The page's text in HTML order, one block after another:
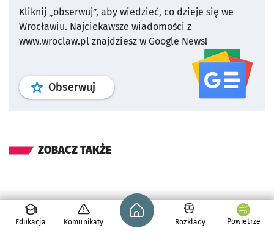
Kliknij „obserwuj”, aby wiedzieć, co dzieje się we
Wrocławiu. Najciekawsze wiadomości z
www.wroclaw.pl znajdziesz w Google News!
Obserwuj profil serwisu
ZOBACZ TAKŻE
Edukacja Komunikaty
Strona główna - wroclaw.pl
Rozkłady Powietrze